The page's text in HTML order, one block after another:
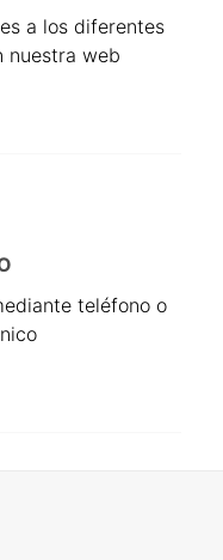
a los diferentes
nuestra web
teléfono o